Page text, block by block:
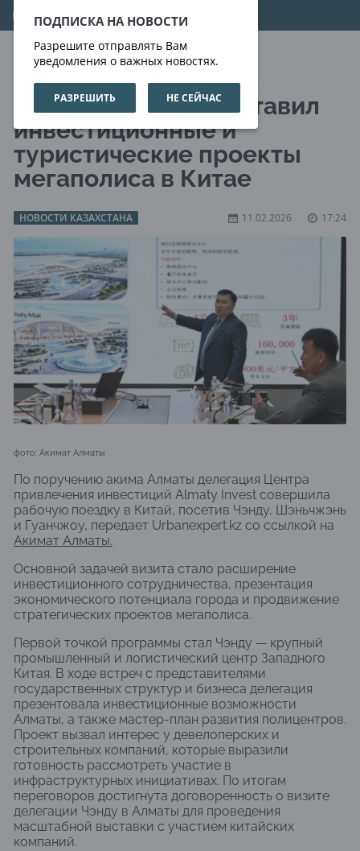
ПОДПИСКА НА НОВОСТИ
Разрешите отправлять Вам
уведомления о важных новостях.
РАЗРЕШИТЬ НЕ СЕЙЧАС
08.08.2026 08:36:59
Almaty Invest представил
инвестиционные и
туристические проекты
мегаполиса в Китае
НОВОСТИ КАЗАХСТАНА 11.02.2026 17:24
фото: Акимат Алматы
По поручению акима Алматы делегация Центра
привлечения инвестиций Almaty Invest совершила
рабочую поездку в Китай, посетив Чэнду, Шэньчжэнь
и Гуанчжоу, передает Urbanexpert.kz со ссылкой на
Акимат Алматы.
Основной задачей визита стало расширение
инвестиционного сотрудничества, презентация
экономического потенциала города и продвижение
стратегических проектов мегаполиса.
Первой точкой программы стал Чэнду — крупный
промышленный и логистический центр Западного
Китая. В ходе встреч с представителями
государственных структур и бизнеса делегация
презентовала инвестиционные возможности
Алматы, а также мастер-план развития полицентров.
Проект вызвал интерес у девелоперских и
строительных компаний, которые выразили
готовность рассмотреть участие в
инфраструктурных инициативах. По итогам
переговоров достигнута договоренность о визите
делегации Чэнду в Алматы для проведения
масштабной выставки с участием китайских
компаний.